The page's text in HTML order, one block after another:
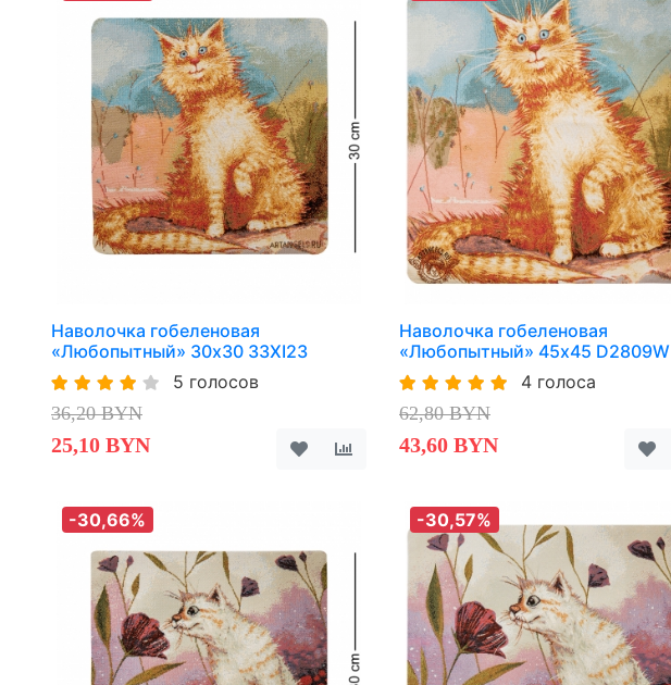
Наволочка гобеленовая
«Любопытный» 30х30 33XI23
5 голосов
36,20 BYN
25,10 BYN
Наволочка гобеленовая
«Любопытный» 45х45 D2809W
4 голоса
62,80 BYN
43,60 BYN
-30,66% -30,57%